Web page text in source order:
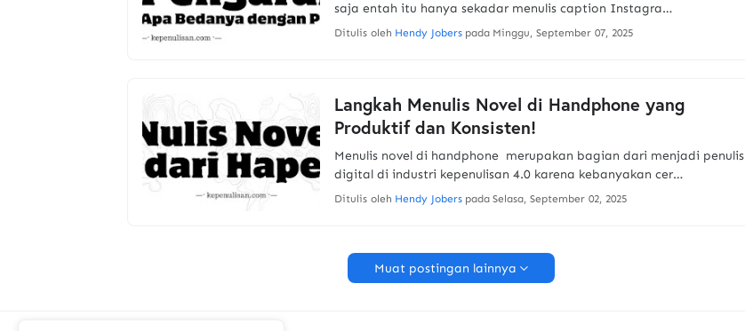
saja entah itu hanya sekadar menulis caption Instagra…
Ditulis oleh Hendy Jobers pada Minggu, September 07, 2025
Langkah Menulis Novel di Handphone yang
Produktif dan Konsisten!
Menulis novel di handphone merupakan bagian dari menjadi penulis
digital di industri kepenulisan 4.0 karena kebanyakan cer…
Ditulis oleh Hendy Jobers pada Selasa, September 02, 2025
Muat postingan lainnya